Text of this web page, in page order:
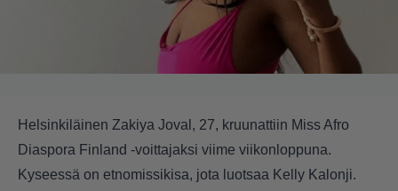
Helsinkiläinen Zakiya Joval, 27, kruunattiin Miss Afro
Diaspora Finland -voittajaksi viime viikonloppuna.
Kyseessä on etnomissikisa, jota luotsaa Kelly Kalonji.